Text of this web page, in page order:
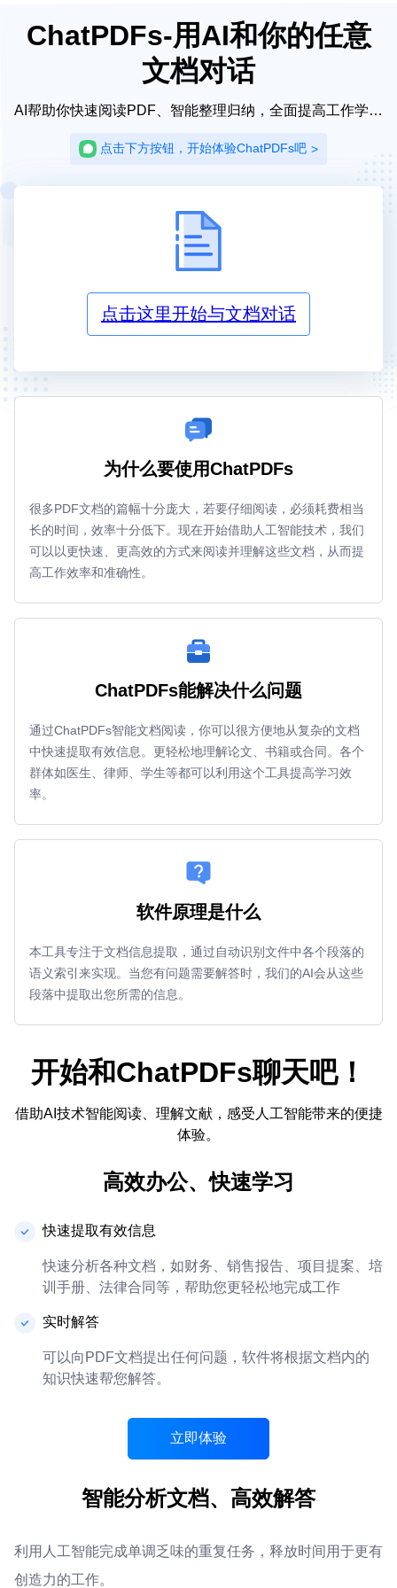
ChatPDFs-用AI和你的任意
文档对话
AI帮助你快速阅读PDF、智能整理归纳，全面提高工作学习效率！
点击下方按钮，开始体验ChatPDFs吧 >
点击这里开始与文档对话
为什么要使用ChatPDFs
很多PDF文档的篇幅十分庞大，若要仔细阅读，必须耗费相当
长的时间，效率十分低下。现在开始借助人工智能技术，我们
可以以更快速、更高效的方式来阅读并理解这些文档，从而提
高工作效率和准确性。
ChatPDFs能解决什么问题
通过ChatPDFs智能文档阅读，你可以很方便地从复杂的文档
中快速提取有效信息。更轻松地理解论文、书籍或合同。各个
群体如医生、律师、学生等都可以利用这个工具提高学习效
率。
软件原理是什么
本工具专注于文档信息提取，通过自动识别文件中各个段落的
语义索引来实现。当您有问题需要解答时，我们的AI会从这些
段落中提取出您所需的信息。
开始和ChatPDFs聊天吧！
借助AI技术智能阅读、理解文献，感受人工智能带来的便捷
体验。
高效办公、快速学习
快速提取有效信息
快速分析各种文档，如财务、销售报告、项目提案、培
训手册、法律合同等，帮助您更轻松地完成工作
实时解答
可以向PDF文档提出任何问题，软件将根据文档内的
知识快速帮您解答。
立即体验
智能分析文档、高效解答
利用人工智能完成单调乏味的重复任务，释放时间用于更有
创造力的工作。